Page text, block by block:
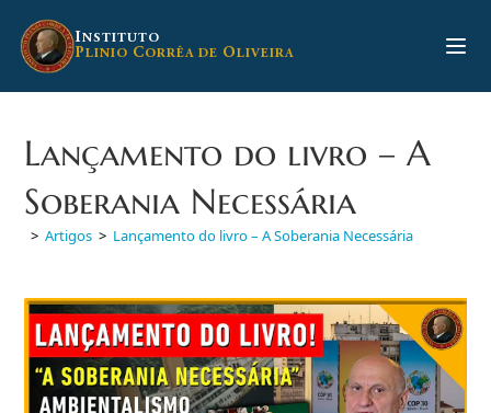
para
INSTITUTO
PLINIO CORRÊA DE OLIVEIRA
Lançamento do livro – A
Soberania Necessária
> Artigos > Lançamento do livro – A Soberania Necessária